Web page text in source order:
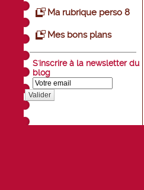
Ma rubrique perso 8
Mes bons plans
S'inscrire à la newsletter du
blog
Valider